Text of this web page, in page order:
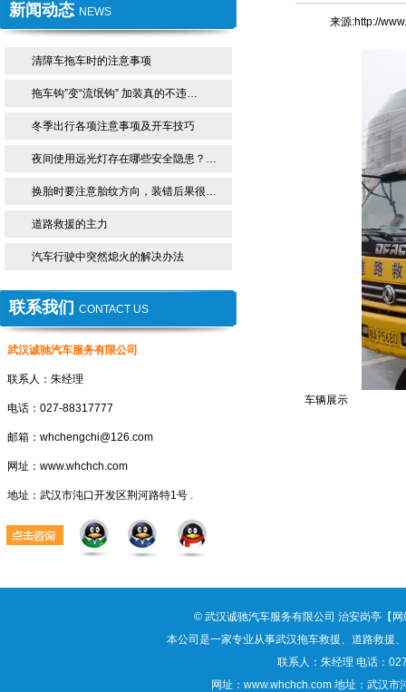
新闻动态 NEWS
清障车拖车时的注意事项
拖车钩”变“流氓钩” 加装真的不违…
冬季出行各项注意事项及开车技巧
夜间使用远光灯存在哪些安全隐患？…
换胎时要注意胎纹方向，装错后果很…
道路救援的主力
汽车行驶中突然熄火的解决办法
联系我们 CONTACT US
武汉诚驰汽车服务有限公司
联系人：朱经理
电话：027-88317777
邮箱：whchengchi@126.com
网址：www.whchch.com
地址：武汉市沌口开发区荆河路特1号 .
来源:http://
车辆展示
©武汉诚驰汽车服务有限公司 治安岗亭【
本公司是一家专业从事武汉拖车救援、道路救援
联系人：朱经理 电话：
网址：www.whchch.com 地址：武汉